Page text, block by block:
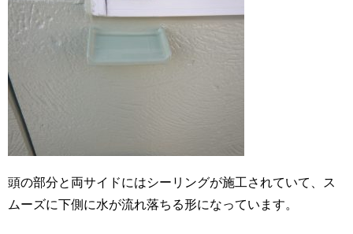
頭の部分と両サイドにはシーリングが施工されていて、ス
ムーズに下側に水が流れ落ちる形になっています。